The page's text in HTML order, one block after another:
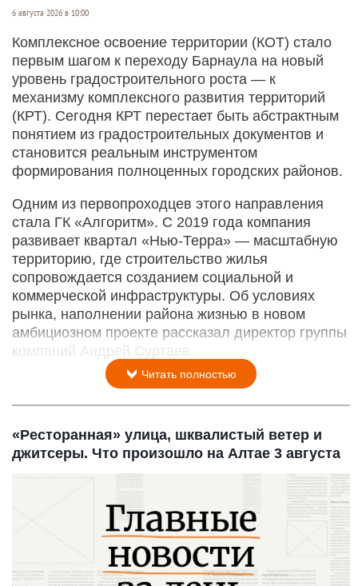
6 августа 2026 в 10:00
Комплексное освоение территории (КОТ) стало
первым шагом к переходу Барнаула на новый
уровень градостроительного роста — к
механизму комплексного развития территорий
(КРТ). Сегодня КРТ перестает быть абстрактным
понятием из градостроительных документов и
становится реальным инструментом
формирования полноценных городских районов.
Одним из первопроходцев этого направления
стала ГК «Алгоритм». С 2019 года компания
развивает квартал «Нью-­Терра» — масштабную
территорию, где строительство жилья
сопровождается созданием социальной и
коммерческой инфраструктуры. Об условиях
рынка, наполнении района жизнью в новом
амбициозном проекте рассказал директор группы
компаний Андрей Суртаев.
Читать полностью
«Ресторанная» улица, шквалистый ветер и
джитсеры. Что произошло на Алтае 3 августа